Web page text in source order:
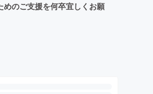
のご支援を何卒宜しくお願